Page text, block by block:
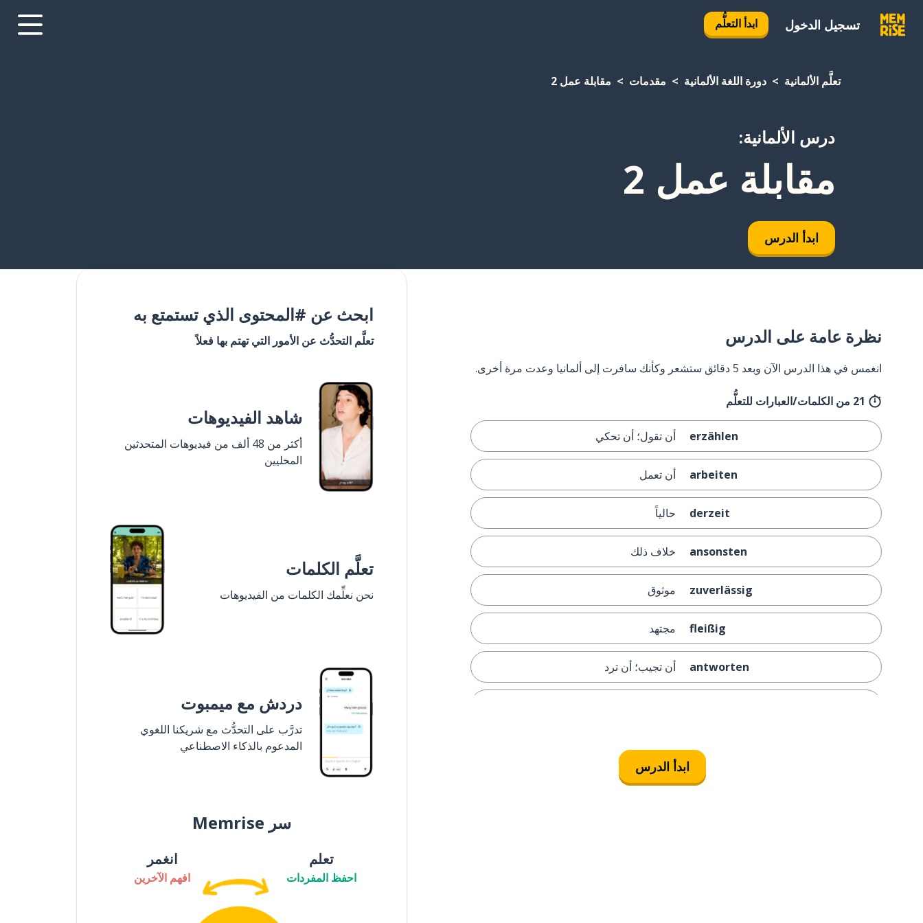
تسجيل الدخول ابدأ التعلُّم
تعلَّم الألمانية دورة اللغة الألمانية مقدمات مقابلة عمل 2
درس الألمانية:
مقابلة عمل 2
ابدأ الدرس
نظرة عامة على الدرس
انغمس في هذا الدرس الآن وبعد 5 دقائق ستشعر وكأنك سافرت إلى ألمانيا وعدت مرة أخرى.
21 من الكلمات/العبارات للتعلُّم
erzählen أن تقول؛ أن تحكي
arbeiten أن تعمل
derzeit حالياً
ansonsten خلاف ذلك
zuverlässig موثوق
fleißig مجتهد
antworten أن تجيب؛ أن ترد
mittlerweile الآن
ابدأ الدرس
ابحث عن #المحتوى الذي تستمتع به
تعلَّم التحدُّث عن الأمور التي تهتم بها فعلاً
شاهد الفيديوهات
أكثر من 48 ألف من فيديوهات المتحدثين
المحليين
تعلَّم الكلمات
نحن نعلِّمك الكلمات من الفيديوهات
دردش مع ميمبوت
تدرَّب على التحدُّث مع شريكنا اللغوي
المدعوم بالذكاء الاصطناعي
سر Memrise
تعلم
احفظ المفردات
انغمر
افهم الآخرين